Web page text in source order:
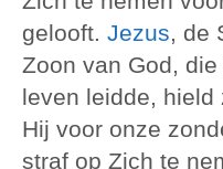
gelooft. Jezus, de
Zoon van God,
leven leidde,
Hij voor onze
straf op Zich te